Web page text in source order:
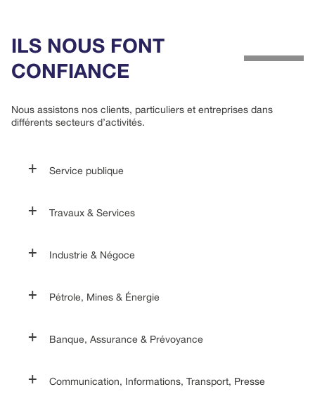
ILS NOUS FONT
CONFIANCE
Nous assistons nos clients, particuliers et entreprises dans
différents secteurs d’activités.
Service publique
Ministère de l’Agriculture, de l’Elevage, de
Travaux & Services
Industrie & Négoce
Pétrole, Mines & Énergie
Banque, Assurance & Prévoyance
Communication, Informations, Transport, Presse